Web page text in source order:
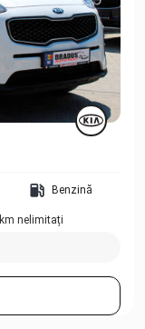
Benzină
km nelimitați